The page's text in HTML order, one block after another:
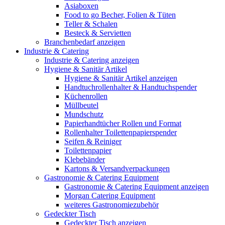
Asiaboxen
Food to go Becher, Folien & Tüten
Teller & Schalen
Besteck & Servietten
Branchenbedarf anzeigen
Industrie & Catering
Industrie & Catering anzeigen
Hygiene & Sanitär Artikel
Hygiene & Sanitär Artikel anzeigen
Handtuchrollenhalter & Handtuchspender
Küchenrollen
Müllbeutel
Mundschutz
Papierhandtücher Rollen und Format
Rollenhalter Toilettenpapierspender
Seifen & Reiniger
Toilettenpapier
Klebebänder
Kartons & Versandverpackungen
Gastronomie & Catering Equipment
Gastronomie & Catering Equipment anzeigen
Morgan Catering Equipment
weiteres Gastronomiezubehör
Gedeckter Tisch
Gedeckter Tisch anzeigen